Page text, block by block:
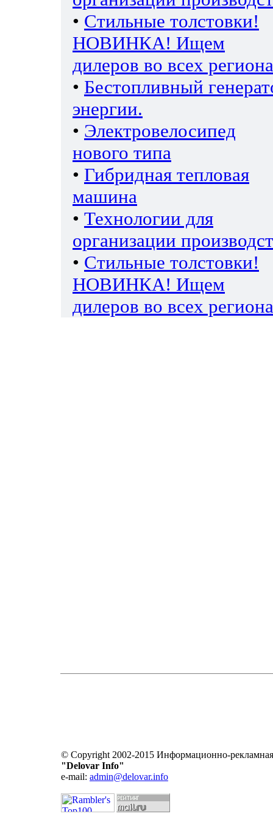
• Стильные толстовки!
НОВИНКА! Ищем
дилеров во всех
• Бестопливный
энергии.
• Электровелосипед
нового типа
• Гибридная тепловая
машина
• Технологии для
организации
• Стильные толстовки!
НОВИНКА! Ищем
дилеров во всех
© Copyright 2002-2015 Информационно-
"Delovar Info"
e-mail: admin@delovar.info